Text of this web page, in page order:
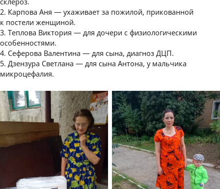
2. Карпова Аня — ухаживает за пожилой, прикованной
к постели женщиной.
3. Теплова Виктория — для дочери с физиологическими
особенностями.
4. Сеферова Валентина — для сына, диагноз ДЦП.
5. Дзензура Светлана — для сына Антона, у мальчика
микроцефалия.